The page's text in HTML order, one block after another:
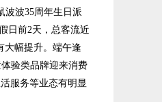
波35周年生日派
日前2天，总客流近
大幅提升。端午逢
验类品牌迎来消费
服务等业态有明显